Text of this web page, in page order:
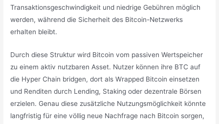
Transaktionsgeschwindigkeit und niedrige Gebühren möglich
werden, während die Sicherheit des Bitcoin-Netzwerks
erhalten bleibt.
Durch diese Struktur wird Bitcoin vom passiven Wertspeicher
zu einem aktiv nutzbaren Asset. Nutzer können ihre BTC auf
die Hyper Chain bridgen, dort als Wrapped Bitcoin einsetzen
und Renditen durch Lending, Staking oder dezentrale Börsen
erzielen. Genau diese zusätzliche Nutzungsmöglichkeit könnte
langfristig für eine völlig neue Nachfrage nach Bitcoin sorgen,